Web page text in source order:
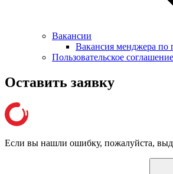
Вакансии
Вакансия менджера по
Пользовательское соглашение
Оставить заявку
Если вы нашли ошибку, пожалуйста,